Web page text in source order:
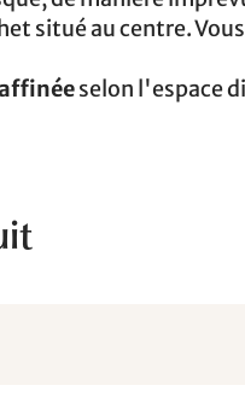
situé au centre.
selon l'espace